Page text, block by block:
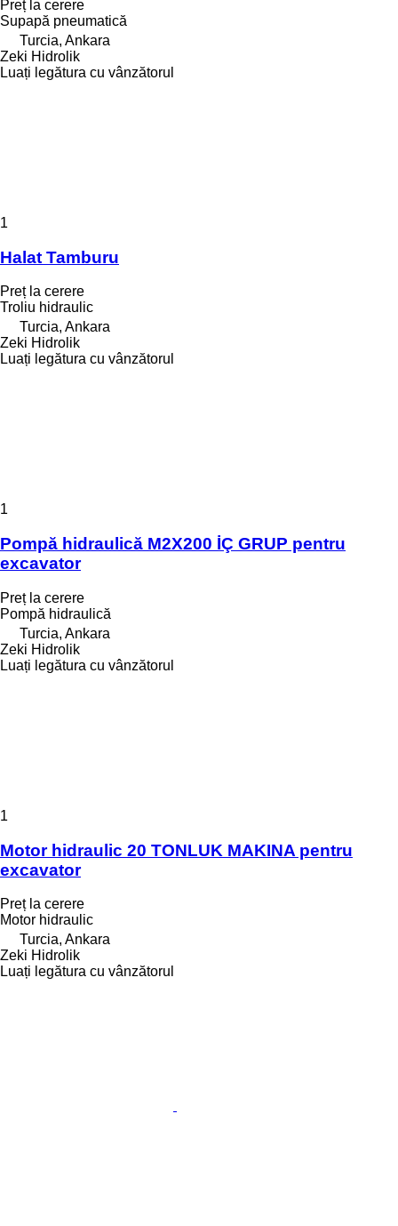
Preț la cerere
Supapă pneumatică
Turcia, Ankara
Zeki Hidrolik
Luați legătura cu vânzătorul
1
Halat Tamburu
Preț la cerere
Troliu hidraulic
Turcia, Ankara
Zeki Hidrolik
Luați legătura cu vânzătorul
1
Pompă hidraulică M2X200 İÇ GRUP pentru
excavator
Preț la cerere
Pompă hidraulică
Turcia, Ankara
Zeki Hidrolik
Luați legătura cu vânzătorul
1
Motor hidraulic 20 TONLUK MAKINA pentru
excavator
Preț la cerere
Motor hidraulic
Turcia, Ankara
Zeki Hidrolik
Luați legătura cu vânzătorul